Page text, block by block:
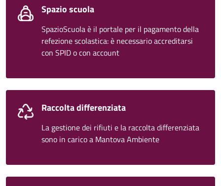
Spazio scuola
SpazioScuola è il portale per il pagamento della
refezione scolastica: è necessario accreditarsi
con SPID o con account
Raccolta differenziata
La gestione dei rifiuti e la raccolta differenziata
sono in carico a Mantova Ambiente